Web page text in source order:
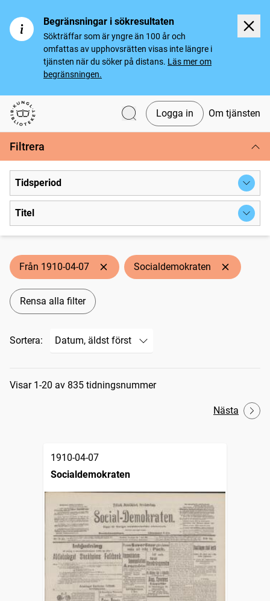
Begränsningar i sökresultaten
Sökträffar som är yngre än 100 år och
omfattas av upphovsrätten visas inte längre i
tjänsten när du söker på distans. Läs mer om
begränsningen.
Svenska tidningar
Logga in Om tjänsten
Filtrera
Tidsperiod
Titel
Från 1910-04-07 Socialdemokraten
Rensa alla filter
Sortera:
Sökresultat
Visar 1-20 av 835 tidningsnummer
Nästa
1910-04-07
Socialdemokraten